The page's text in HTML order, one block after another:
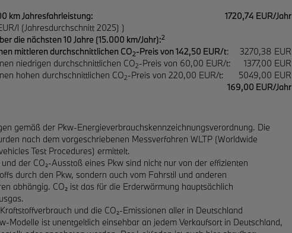
km Jahresfahrleistung:
1720,74 EUR/Jahr
l (Jahresdurchschnitt 2025) )
die nächsten 10 Jahre (15.000 km/Jahr):2
mittleren durchschnittlichen CO2-Preis von 142,50 EUR/t:
3270,38 EUR
niedrigen durchschnittlichen CO2-Preis von 60,00 EUR/t:
1377,00 EUR
hohen durchschnittlichen CO2-Preis von 220,00 EUR/t:
5049,00 EUR
169,00 EUR/Jahr
gemäß der Pkw-Energieverbrauchskennzeichnungsverordnung. Die
nach dem vorgeschriebenen Messverfahren WLTP (Worldwide
Test Procedures) ermittelt.
der CO₂-Ausstoß eines Pkw sind nicht nur von der effizienten
durch den Pkw, sondern auch vom Fahrstil und anderen
abhängig. CO₂ ist das für die Erderwärmung hauptsächlich
und die CO₂-Emissionen aller in Deutschland
Modelle ist unentgeltlich einsehbar an jedem Verkaufsort in Deutschland,